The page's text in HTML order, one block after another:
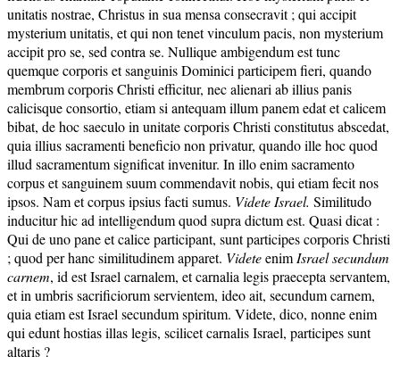
unitatis nostrae, Christus in sua mensa consecravit ; qui accipit
mysterium unitatis, et qui non tenet vinculum pacis, non mysterium
accipit pro se, sed contra se. Nullique ambigendum est tunc
quemque corporis et sanguinis Dominici participem fieri, quando
membrum corporis Christi efficitur, nec alienari ab illius panis
calicisque consortio, etiam si antequam illum panem edat et calicem
bibat, de hoc saeculo in unitate corporis Christi constitutus abscedat,
quia illius sacramenti beneficio non privatur, quando ille hoc quod
illud sacramentum significat invenitur. In illo enim sacramento
corpus et sanguinem suum commendavit nobis, qui etiam fecit nos
ipsos. Nam et corpus ipsius facti sumus. Videte Israel. Similitudo
inducitur hic ad intelligendum quod supra dictum est. Quasi dicat :
Qui de uno pane et calice participant, sunt participes corporis Christi
; quod per hanc similitudinem apparet. Videteenim Israel secundum
carnem, id est Israel carnalem, et carnalia legis praecepta servantem,
et in umbris sacrificiorum servientem, ideo ait, secundum carnem,
quia etiam est Israel secundum spiritum. Videte, dico, nonne enim
qui edunt hostias illas legis, scilicet carnalis Israel, participes sunt
altaris ?